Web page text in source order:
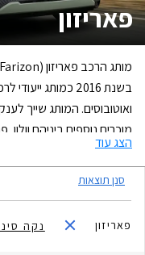
פאריזון
מותג הרכב פאריזון(
בשנת
2016 כמותג ייעודי
ואוטובוסים. המותג שייך לע
מוכרים נוספים ביניהם
הצג עוד
סנן תוצאות
פאריזון נקה